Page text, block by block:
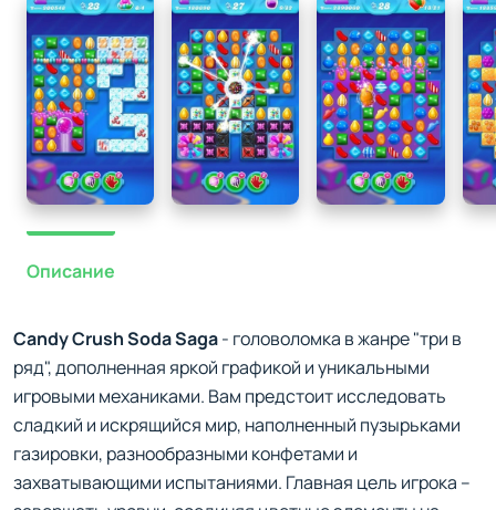
Описание
Candy Crush Soda Saga- головоломка в жанре "три в
ряд", дополненная яркой графикой и уникальными
игровыми механиками. Вам предстоит исследовать
сладкий и искрящийся мир, наполненный пузырьками
газировки, разнообразными конфетами и
захватывающими испытаниями. Главная цель игрока –